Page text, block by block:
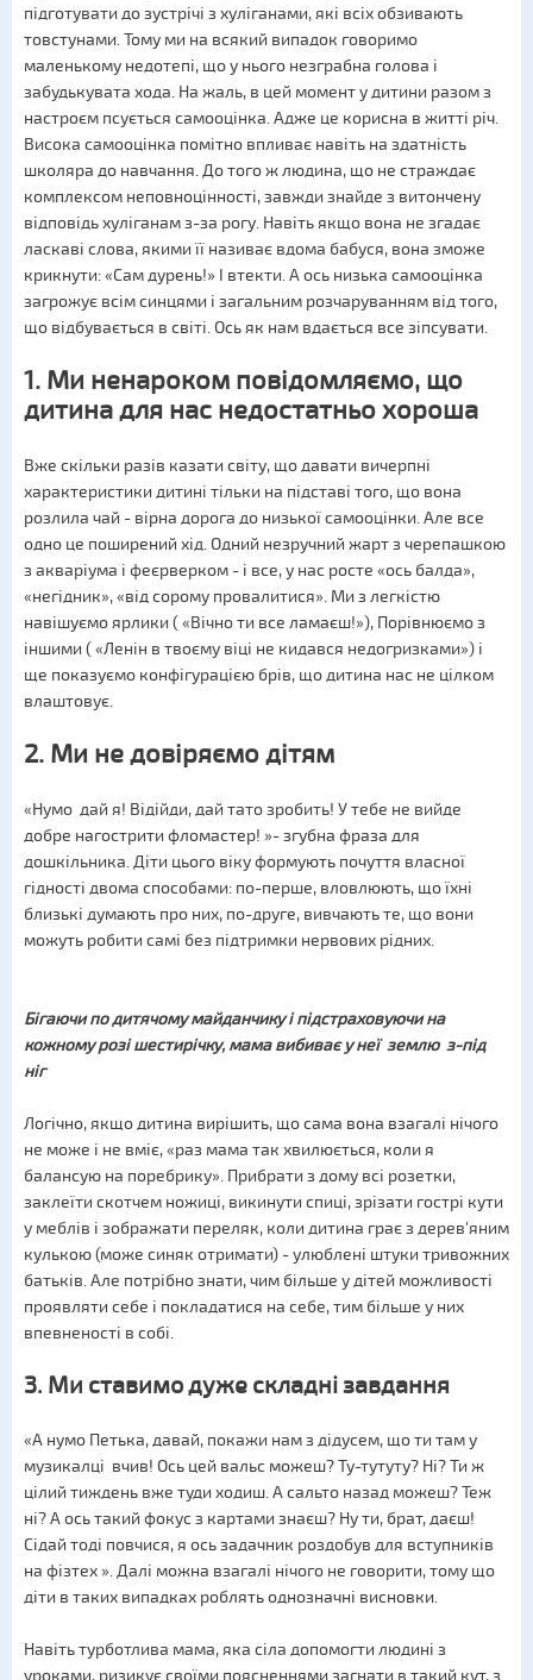
підготувати до зустрічі з хуліганами, які всіх обзивають
товстунами. Тому ми на всякий випадок говоримо
маленькому недотепі, що у нього незграбна голова і
забудькувата хода. На жаль, в цей момент у дитини разом з
настроєм псується самооцінка. Адже це корисна в житті річ.
Висока самооцінка помітно впливає навіть на здатність
школяра до навчання. До того ж людина, що не страждає
комплексом неповноцінності, завжди знайде з витончену
відповідь хуліганам з-за рогу. Навіть якщо вона не згадає
ласкаві слова, якими її називає вдома бабуся, вона зможе
крикнути: «Сам дурень!» І втекти. А ось низька самооцінка
загрожує всім синцями і загальним розчаруванням від того,
що відбувається в світі. Ось як нам вдається все зіпсувати.
1. Ми ненароком повідомляємо, що
дитина для нас недостатньо хороша
Вже скільки разів казати світу, що давати вичерпні
характеристики дитині тільки на підставі того, що вона
розлила чай ​​- вірна дорога до низької самооцінки. Але все
одно це поширений хід. Одний незручний жарт з черепашкою
з акваріума і феєрверком - і все, у нас росте «ось балда»,
«негідник», «від сорому провалитися». Ми з легкістю
навішуємо ярлики ( «Вічно ти все ламаєш!»), Порівнюємо з
іншими ( «Ленін в твоєму віці не кидався недогризками») і
ще показуємо конфігурацією брів, що дитина нас не цілком
влаштовує.
2. Ми не довіряємо дітям
«Нумо дай я! Відійди, дай тато зробить! У тебе не вийде
добре нагострити фломастер! »- згубна фраза для
дошкільника. Діти цього віку формують почуття власної
гідності двома способами: по-перше, вловлюють, що їхні
близькі думають про них, по-друге, вивчають те, що вони
можуть робити самі без підтримки нервових рідних.
Бігаючи по дитячому майданчику і підстраховуючи на
кожному розі шестирічку, мама вибиває у неї землю з-під
ніг
Логічно, якщо дитина вирішить, що сама вона взагалі нічого
не може і не вміє, «раз мама так хвилюється, коли я
балансую на поребрику». Прибрати з дому всі розетки,
заклеїти скотчем ножиці, викинути спиці, зрізати гострі кути
у меблів і зображати переляк, коли дитина грає з дерев'яним
кулькою (може синяк отримати) - улюблені штуки тривожних
батьків. Але потрібно знати, чим більше у дітей можливості
проявляти себе і покладатися на себе, тим більше у них
впевненості в собі.
3. Ми ставимо дуже складні завдання
«А нумо Петька, давай, покажи нам з дідусем, що ти там у
музикалці вчив! Ось цей вальс можеш? Ту-тутуту? Ні? Ти ж
цілий тиждень вже туди ходиш. А сальто назад можеш? Теж
ні? А ось такий фокус з картами знаєш? Ну ти, брат, даєш!
Сідай тоді повчися, я ось задачник роздобув для вступників
на фізтех ». Далі можна взагалі нічого не говорити, тому що
діти в таких випадках роблять однозначні висновки.
Навіть турботлива мама, яка сіла допомогти людині з
уроками, ризикує своїми поясненнями загнати в такий кут, з